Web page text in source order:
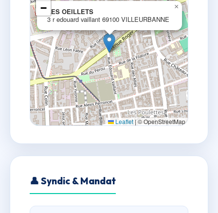
LES OEILLETS
3 r edouard vaillant 69100 VILLEURBANNE
×
−
Leaflet|© OpenStreetMap
👤 Syndic & Mandat